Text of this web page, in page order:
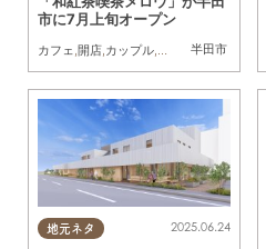
半田市
市に7月上旬オープン
カフェ,開店,カップル,友人
地元ネタ 2025.06.24